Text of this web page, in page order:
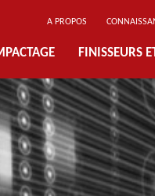
A PROPOS
FINISSEURS